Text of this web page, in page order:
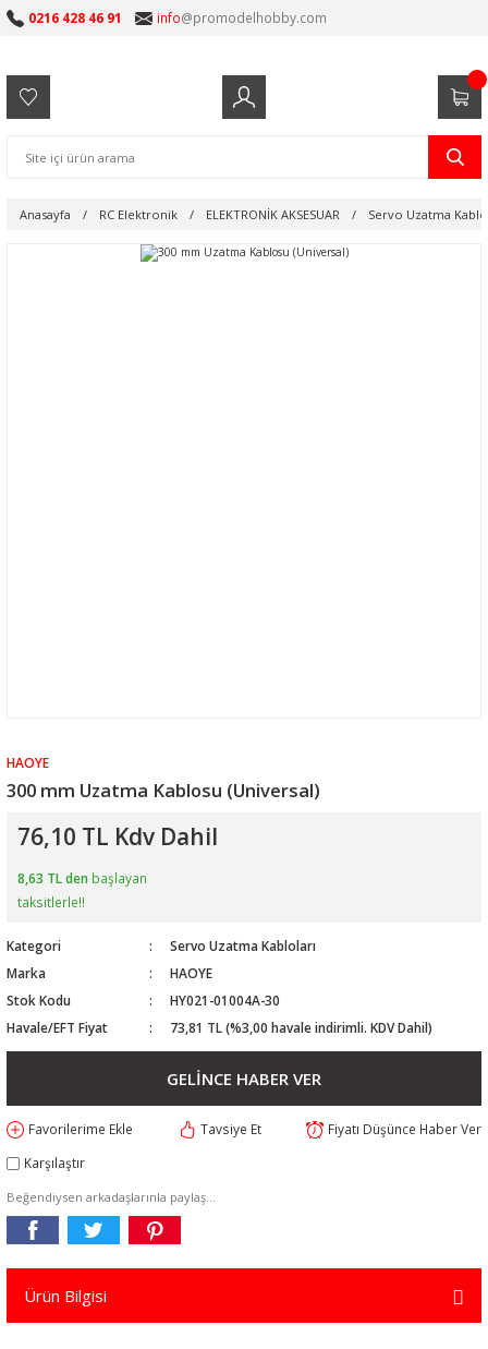
0216 428 46 91 info@promodelhobby.com
Anasayfa RC Elektronik ELEKTRONİK AKSESUAR Servo Uzatma
HAOYE
300 mm Uzatma Kablosu (Universal)
76,10 TL Kdv Dahil
8,63 TL den başlayan
taksitlerle!!
Kategori
Servo Uzatma Kabloları
Marka
HAOYE
Stok Kodu
HY021-01004A-30
Havale/EFT Fiyat
73,81 TL (%3,00 havale indirimli. KDV Dahil)
GELİNCE HABER VER
Tavsiye Et
Fiyatı Düşünce Haber Ver
Karşılaştır
Beğendiysen arkadaşlarınla paylaş...
Ürün Bilgisi